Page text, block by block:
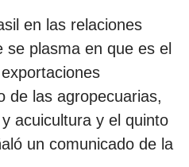
en las relaciones
se plasma en que es el
de las agropecuarias,
acuicultura y el quinto
un comunicado de la